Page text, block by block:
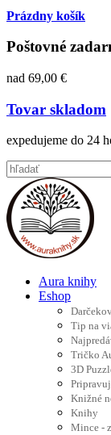
Prázdny košík
Poštovné
nad 69,00 €
Tovar skladom
expedujeme do 24
Aura knihy
Eshop
Tip na
Tričko
3D
Knižné
Knihy
Mince -